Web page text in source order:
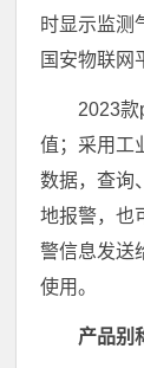
时显示监测
国安物联网
2023
值；采用工
数据，查询
地报警，也
警信息发送
使用。
产品别